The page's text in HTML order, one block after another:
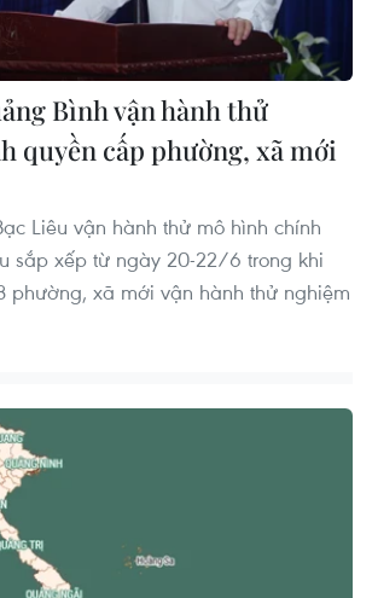
Bình vận hành thử
quyền cấp phường, xã mới
Liêu vận hành thử mô hình chính
sắp xếp từ ngày 20-22/6 trong khi
phường, xã mới vận hành thử nghiệm